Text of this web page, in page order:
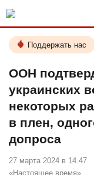
Поддержать нас
ООН
украинских
некоторых
в плен,
допроса
27 марта 2024 в 14.47
«Настоящее время»